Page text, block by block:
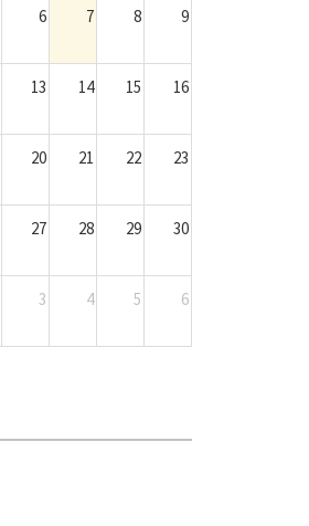
6 7 8 9
13 14 15 16
20 21 22 23
27 28 29 30
3 4 5 6